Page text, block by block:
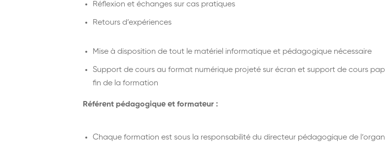
Réflexion et échanges sur cas pratiques
Retours d’expériences
Mise à disposition de tout le matériel informatique et pédagogique nécessaire
Support de cours au format numérique projeté sur écran et support de cours
fin de la formation
Référent pédagogique et formateur :
Chaque formation est sous la responsabilité du directeur pédagogique de